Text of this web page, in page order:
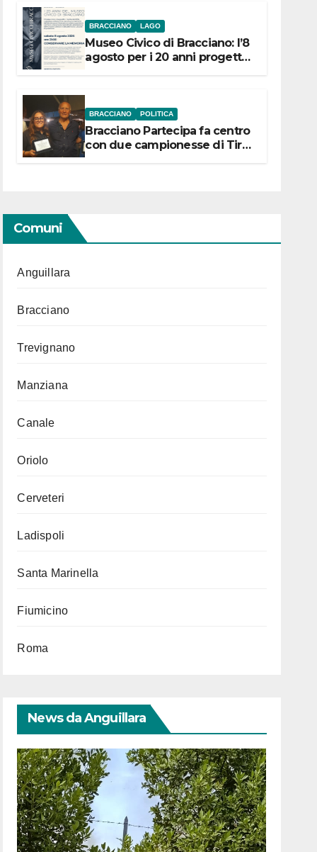
BRACCIANO LAGO
Museo Civico di Bracciano: l’8
agosto per i 20 anni progetto
BRACCIANO POLITICA
Bracciano Partecipa fa centro
con due campionesse di Tiro
Comuni
Anguillara
Bracciano
Trevignano
Manziana
Canale
Oriolo
Cerveteri
Ladispoli
Santa Marinella
Fiumicino
Roma
News da Anguillara